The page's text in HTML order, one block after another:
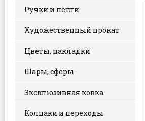
Ручки и петли
Художественный прокат
Цветы, накладки
Шары, сферы
Эксклюзивная ковка
Колпаки и переходы